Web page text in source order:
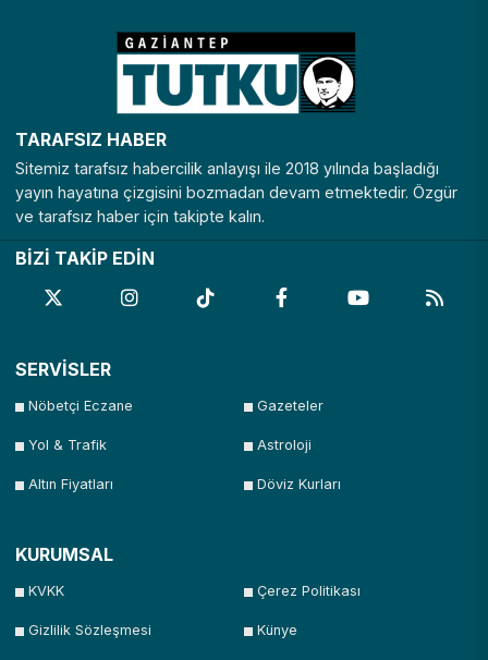
TARAFSIZ HABER
Sitemiz tarafsız habercilik anlayışı ile 2018 yılında başladığı
yayın hayatına çizgisini bozmadan devam etmektedir. Özgür
ve tarafsız haber için takipte kalın.
BİZİ TAKİP EDİN
SERVİSLER
Nöbetçi Eczane Gazeteler
Yol & Trafik Astroloji
Altın Fiyatları Döviz Kurları
KURUMSAL
KVKK Çerez Politikası
Gizlilik Sözleşmesi Künye